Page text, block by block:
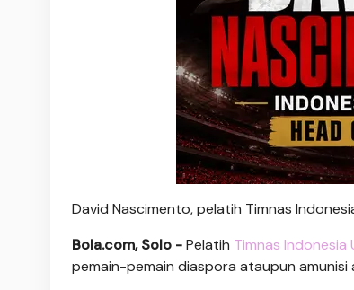
David Nascimento, pelatih Timnas
Bola.com, Solo -Pelatih Timnas Indonesia
pemain-pemain diaspora ataupun